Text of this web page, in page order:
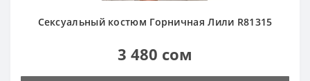
Сексуальный костюм Горничная Лили R81315
3 480 сом